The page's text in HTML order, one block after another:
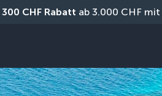
300 CHF Rabatt ab 3.000 CHF mit